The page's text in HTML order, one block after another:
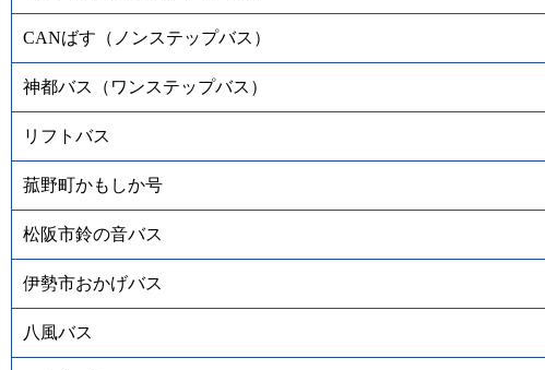
CANばす（ノンステップバス）
神都バス（ワンステップバス）
リフトバス
菰野町かもしか号
松阪市鈴の音バス
伊勢市おかげバス
八風バス